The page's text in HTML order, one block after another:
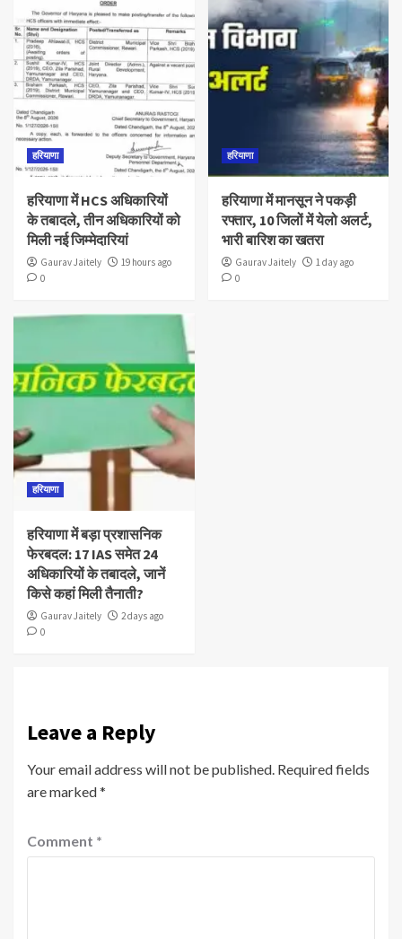
हरियाणा
हरियाणा में HCS अधिकारियों
के तबादले, तीन अधिकारियों को
मिली नई जिम्मेदारियां
Gaurav Jaitely
19 hours ago
0
हरियाणा
हरियाणा में मानसून ने पकड़ी
रफ्तार, 10 जिलों में येलो अलर्ट,
भारी बारिश का खतरा
Gaurav Jaitely
1 day ago
0
हरियाणा
हरियाणा में बड़ा प्रशासनिक
फेरबदल: 17 IAS समेत 24
अधिकारियों के तबादले, जानें
किसे कहां मिली तैनाती?
Gaurav Jaitely
2 days ago
0
Leave a Reply
Your email address will not be published. Required fields
are marked*
Comment *